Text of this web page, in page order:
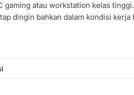
atau workstation kelas
dingin bahkan dalam kondisi kerja